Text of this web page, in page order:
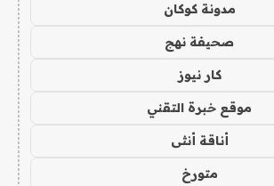
مدونة كوكان
صحيفة نهج
كار نيوز
موقع خبرة التقني
أناقة أنثى
متورخ